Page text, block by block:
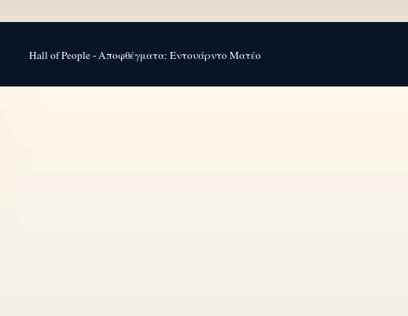
Hall of People - Αποφθέγματα: Εντουάρντο Ματέο